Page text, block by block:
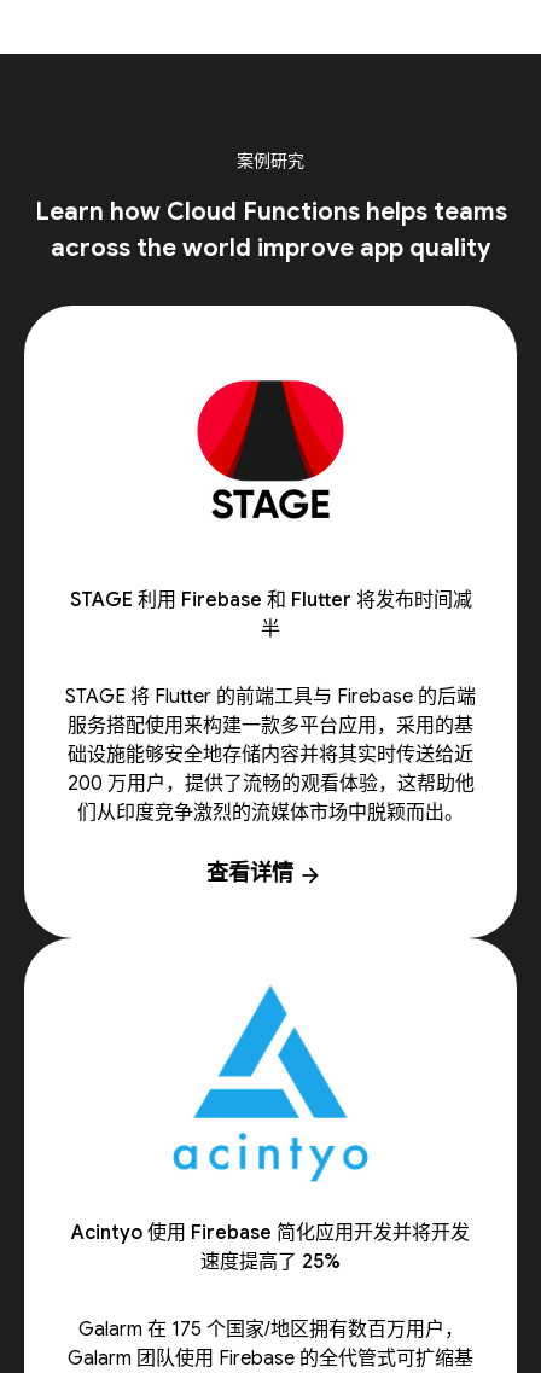
案例研究
Learn how Cloud Functions helps teams
across the world improve app quality
STAGE 利用 Firebase 和 Flutter 将发布时间减
半
STAGE 将 Flutter 的前端工具与 Firebase 的后端
服务搭配使用来构建一款多平台应用，采用的基
础设施能够安全地存储内容并将其实时传送给近
200 万用户，提供了流畅的观看体验，这帮助他
们从印度竞争激烈的流媒体市场中脱颖而出。
查看详情 arrow_forward
Acintyo 使用 Firebase 简化应用开发并将开发
速度提高了 25%
Galarm 在 175 个国家/地区拥有数百万用户，
Galarm 团队使用 Firebase 的全代管式可扩缩基